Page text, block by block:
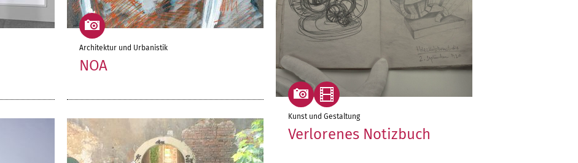
NOA
Architektur und Urbanistik
Verlorenes Notizbuch
Kunst und Gestaltung